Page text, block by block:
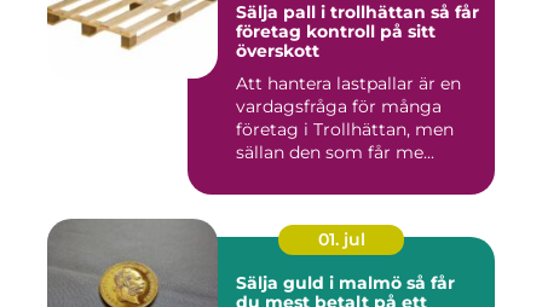
Sälja pall i trollhättan så får
företag kontroll på sitt
överskott
Att hantera lastpallar är en
vardagsfråga för många
företag i Trollhättan, men
sällan den som får me...
01. jul
Sälja guld i malmö så får